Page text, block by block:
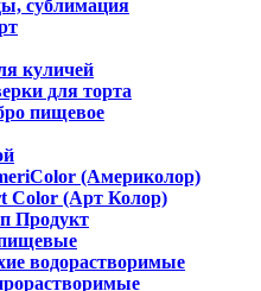
сублимация
куличей
для торта
пищевое
(Америколор)
Color (Арт Колор)
Продукт
водорастворимые